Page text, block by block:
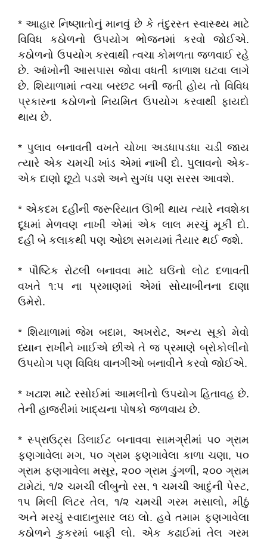
* આહાર નિષ્ણાતોનું માનવું છે કે તંદુરસ્ત સ્વાસ્થ્ય માટે
વિવિધ કઠોળનો ઉપયોગ ભોજનમાં કરવો જોઈએ.
કઠોળનો ઉપયોગ કરવાથી ત્વચા કોમળતા જળવાઈ રહે
છે. આંખોની આસપાસ જોવા વધતી કાળાશ ઘટવા લાગે
છે. શિયાળામાં ત્વચા બરછટ બની જતી હોય તો વિવિધ
પ્રકારના કઠોળનો નિયમિત ઉપયોગ કરવાથી ફાયદો
થાય છે.
* પુલાવ બનાવતી વખતે ચોખા અડધાપડધા ચડી જાય
ત્યારે એક ચમચી ખાંડ એમાં નાખી દો. પુલાવનો એક-
એક દાણો છૂટો પડશે અને સુગંધ પણ સરસ આવશે.
* એકદમ દહીંની જરૂરિયાત ઊભી થાય ત્યારે નવશેકા
દૂધમાં મેળવણ નાખી એમાં એક લાલ મરચું મૂકી દો.
દહીં બે કલાકથી પણ ઓછા સમયમાં તૈયાર થઈ જશે.
* પૌષ્ટિક રોટલી બનાવવા માટે ઘઉંનો લોટ દળાવતી
વખતે ૧:૫ ના પ્રમાણમાં એમાં સોયાબીનના દાણા
ઉમેરો.
* શિયાળામાં જેમ બદામ, અખરોટ, અન્ય સૂકો મેવો
ધ્યાન રાખીને ખાઈએ છીએ તે જ પ્રમાણે બ્રોકોલીનો
ઉપયોગ પણ વિવિધ વાનગીઓ બનાવીને કરવો જોઈએ.
* ખટાશ માટે રસોઈમાં આમલીનો ઉપયોગ હિતાવહ છે.
તેની હાજરીમાં ખાદ્યના પોષકો જળવાય છે.
* સ્પ્રાઉટ્સ ડિલાઈટ બનાવવા સામગ્રીમાં ૫૦ ગ્રામ
ફણગાવેલા મગ, ૫૦ ગ્રામ ફણગાવેલા કાળા ચણા, ૫૦
ગ્રામ ફણગાવેલા મસૂર, ૨૦૦ ગ્રામ ડુંગળી, ૨૦૦ ગ્રામ
ટામેટાં, ૧/૨ ચમચી લીંબુનો રસ, ૧ ચમચી આદુંની પેસ્ટ,
૧૫ મિલી લિટર તેલ, ૧/૨ ચમચી ગરમ મસાલો, મીઠું
અને મરચું સ્વાદાનુસાર લઇ લો. હવે તમામ ફણગાવેલા
કઠોળને કુકરમાં બાફી લો. એક કઢાઈમાં તેલ ગરમ